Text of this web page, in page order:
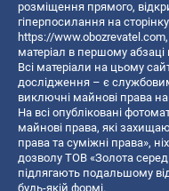
розміщення прямого,
гіперпосилання на
https://www.obozrevatel.com
матеріал в першому абзаці
Всі матеріали на цьому
дослідження – є
виключні майнові права
На всі опубліковані
майнові права, які
права та суміжні права»,
дозволу ТОВ «Золота
підлягають подальшому
будь-якій формі.